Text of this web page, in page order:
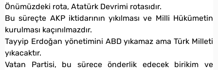
Önümüzdeki rota, Atatürk Devrimi rotasıdır.
Bu süreçte AKP iktidarının yıkılması ve Milli Hükümetin
kurulması kaçınılmazdır.
Tayyip Erdoğan yönetimini ABD yıkamaz ama Türk Milleti
yıkacaktır.
Vatan Partisi, bu sürece önderlik edecek birikim ve